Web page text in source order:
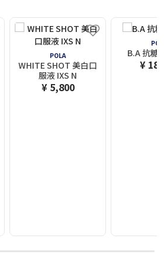
POLA
WHITE SHOT 美白口
服液 IXS N
¥ 5,800
B.A 抗糖
¥
5 6 7 8 9 10